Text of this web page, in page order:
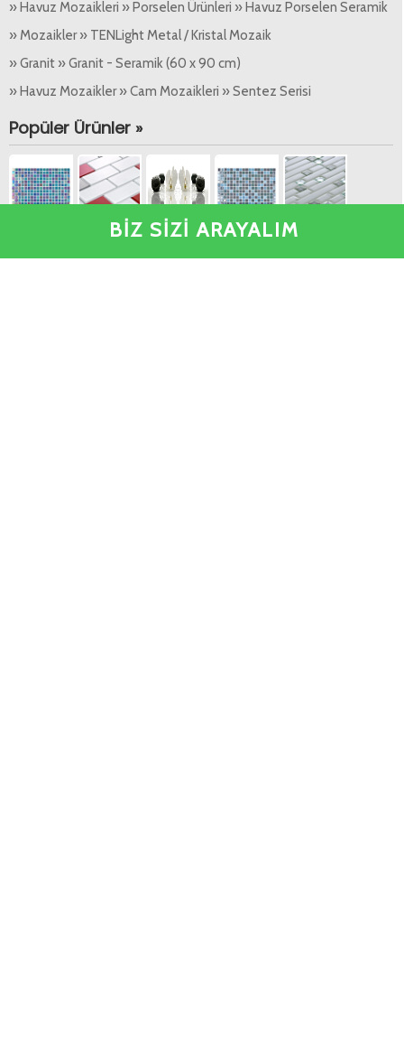
BİZ SİZİ ARAYALIM
» Havuz Mozaikleri » Porselen Ürünleri » Havuz Porselen Seramik
» Mozaikler » TENLight Metal / Kristal Mozaik
» Granit » Granit - Seramik (60 x 90 cm)
» Havuz Mozaikler » Cam Mozaikleri » Sentez Serisi
Popüler Ürünler »